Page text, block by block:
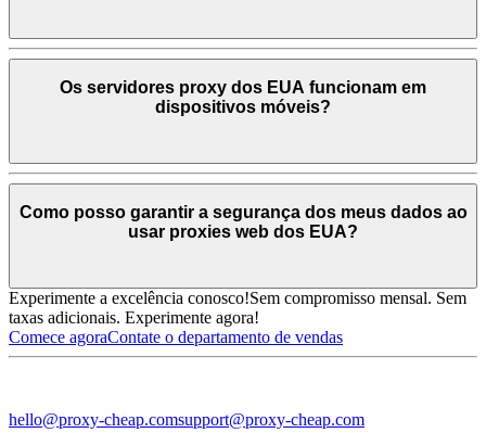
Os servidores proxy dos EUA funcionam em
dispositivos móveis?
Como posso garantir a segurança dos meus dados ao
usar proxies web dos EUA?
Experimente a excelência conosco!Sem compromisso mensal. Sem
taxas adicionais. Experimente agora!
Comece agoraContate o departamento de vendas
hello@proxy-cheap.comsupport@proxy-cheap.com